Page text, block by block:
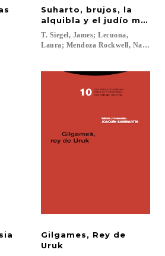
Suharto, brujos, la
alquibla y el judío
T. Siegel, James; Lecuona,
Laura; Mendoza Rockwell,
Gilgames, Rey de
Uruk